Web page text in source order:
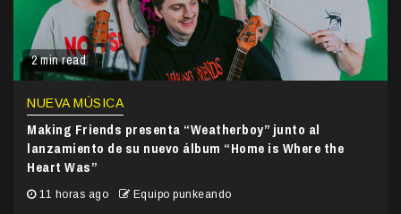
2 min read
NUEVA MÚSICA
Making Friends presenta “Weatherboy” junto al
lanzamiento de su nuevo álbum “Home is Where the
Heart Was”
11 horas ago Equipo punkeando